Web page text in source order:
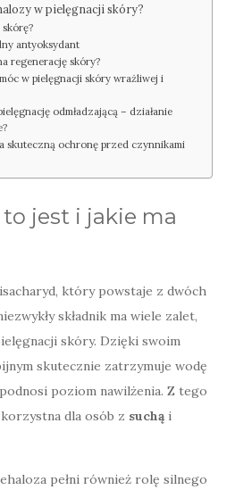
w pielęgnacji skóry?
skórę?
antyoksydant
regenerację skóry?
w pielęgnacji skóry wrażliwej i
odmładzającą – działanie
skuteczną ochronę przed czynnikami
to jest i jakie ma
który powstaje z dwóch
składnik ma wiele zalet,
skóry. Dzięki swoim
skutecznie zatrzymuje wodę
poziom nawilżenia. Z tego
dla osób z suchą i
pełni również rolę silnego